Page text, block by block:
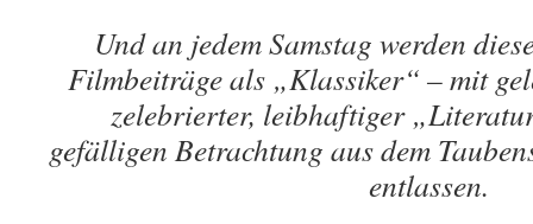
Und an jedem Samstag werden
Filmbeiträge als „Klassiker“ – mit
zelebrierter, leibhaftiger
gefälligen Betrachtung aus dem
entlassen.